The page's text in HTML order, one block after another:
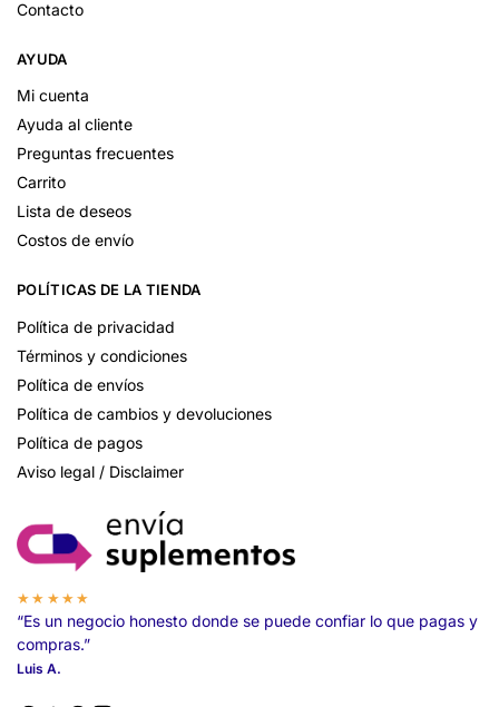
Contacto
AYUDA
Mi cuenta
Ayuda al cliente
Preguntas frecuentes
Carrito
Lista de deseos
Costos de envío
POLÍTICAS DE LA TIENDA
Política de privacidad
Términos y condiciones
Política de envíos
Política de cambios y devoluciones
Política de pagos
Aviso legal / Disclaimer
★★★★★
“Es un negocio honesto donde se puede confiar lo que pagas y
compras.”
Luis A.